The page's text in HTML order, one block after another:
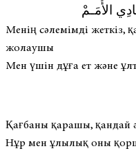
الأُمَـمْ
Менің сәлемімді жеткіз,
жолаушы
Мен үшін дұға ет және
Қағбаны қарашы, қандай
Нұр мен ұлылық оны